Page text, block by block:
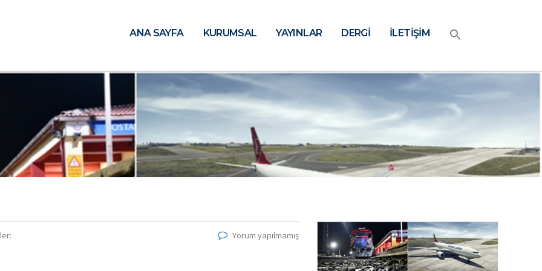
ANA SAYFA KURUMSAL YAYINLAR DERGİ İLETİŞİM
Yorum yapılmamış